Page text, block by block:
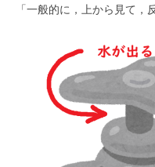
「一般的に，上から見て，